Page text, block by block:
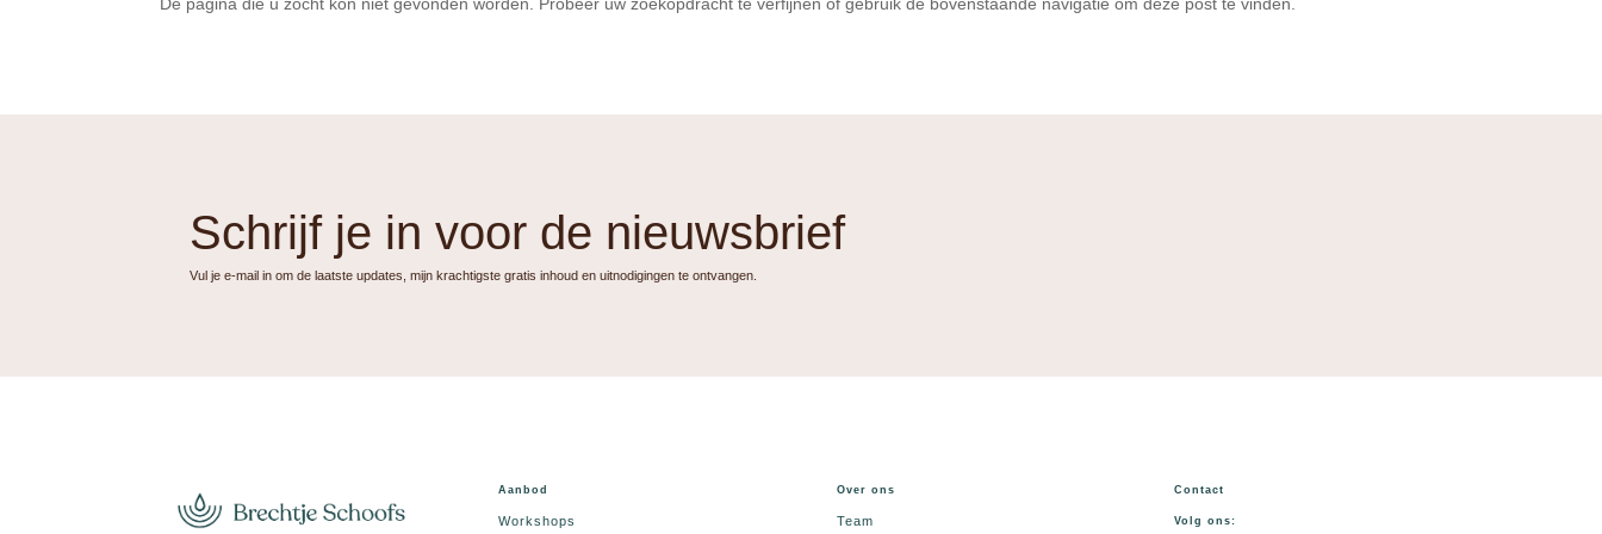
Schrijf je in voor de nieuwsbrief
Vul je e-mail in om de laatste updates, mijn krachtigste gratis inhoud en uitnodigingen te ontvangen.
Aanbod
Workshops
Over ons
Team
Contact
Volg ons: